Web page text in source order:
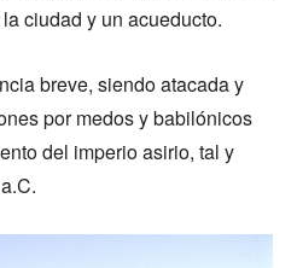
ciudad y un acueducto.
breve, siendo atacada y
por medos y babilónicos
del imperio asirio, tal y